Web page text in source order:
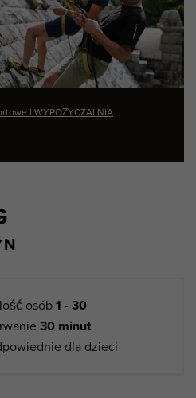
I WYPOŻYCZALNIA
osób 1 - 30
30 minut
dla dzieci